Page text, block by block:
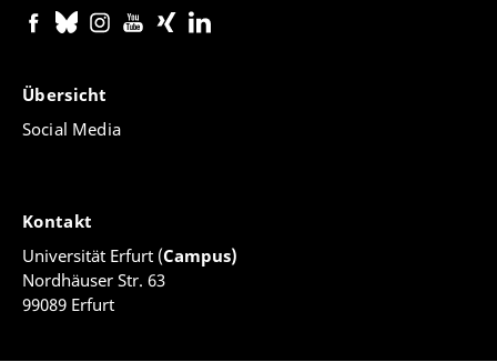
Übersicht
Social Media
Kontakt
Universität Erfurt (Campus)
Nordhäuser Str. 63
99089 Erfurt